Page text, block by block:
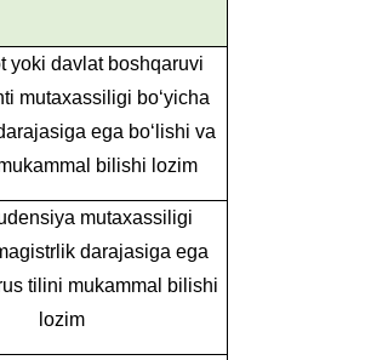
yoki davlat boshqaruvi
mutaxassiligi bo‘yicha
ega bo‘lishi va
bilishi lozim
mutaxassiligi
darajasiga ega
tilini mukammal bilishi
lozim